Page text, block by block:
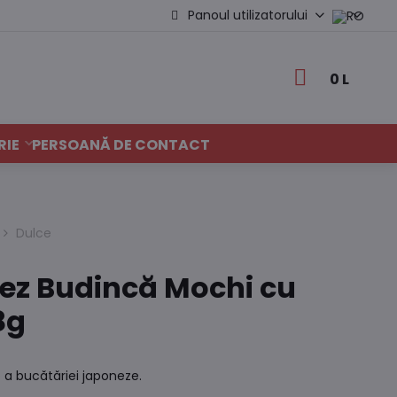
Panoul utilizatorului
0 L
PERSOANĂ DE CONTACT
Dulce
Budincă Mochi cu
bucătăriei japoneze.